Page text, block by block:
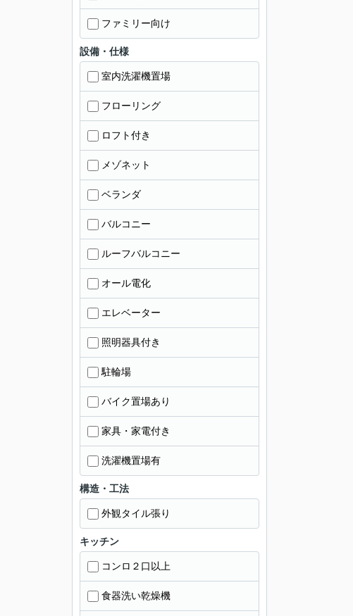
ファミリー向け
設備・仕様
室内洗濯機置場
フローリング
ロフト付き
メゾネット
ベランダ
バルコニー
ルーフバルコニー
オール電化
エレベーター
照明器具付き
駐輪場
バイク置場あり
家具・家電付き
洗濯機置場有
構造・工法
外観タイル張り
キッチン
コンロ２口以上
食器洗い乾燥機